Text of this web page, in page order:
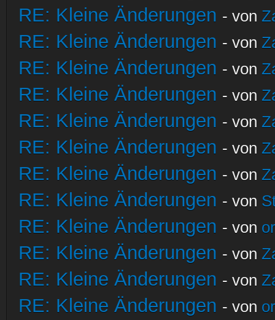
RE: Kleine Änderungen - von
RE: Kleine Änderungen - von
RE: Kleine Änderungen - von
RE: Kleine Änderungen - von
RE: Kleine Änderungen - von
RE: Kleine Änderungen - von
RE: Kleine Änderungen - von
RE: Kleine Änderungen - von
RE: Kleine Änderungen - von
RE: Kleine Änderungen - von
RE: Kleine Änderungen - von
RE: Kleine Änderungen - von